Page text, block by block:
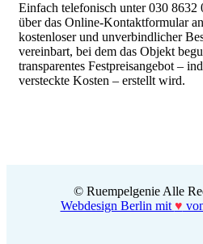
eigenen vier Wänden in ein
dabei nur wenig mitgenommen
Einfach telefonisch unter 030
über das Online-Kontaktformular
kostenloser und unverbindlicher
vereinbart, bei dem das Objekt
transparentes Festpreisangebot –
versteckte Kosten – erstellt wird.
© Ruempelgenie Alle
Webdesign Berlin mit ♥